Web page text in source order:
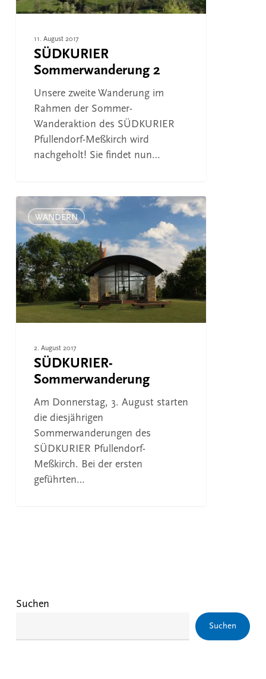
11. August 2017
SÜDKURIER
Sommerwanderung 2
Unsere zweite Wanderung im
Rahmen der Sommer-
Wanderaktion des SÜDKURIER
Pfullendorf-Meßkirch wird
nachgeholt! Sie findet nun…
SÜDKURIER-
Sommerwanderung
WANDERN
2. August 2017
SÜDKURIER-
Sommerwanderung
Am Donnerstag, 3. August starten
die diesjährigen
Sommerwanderungen des
SÜDKURIER Pfullendorf-
Meßkirch. Bei der ersten
geführten…
Suchen
Suchen